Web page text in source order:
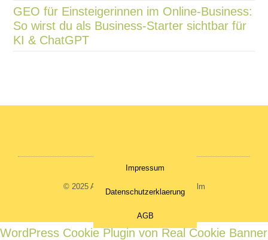
GEO für Einsteigerinnen im Online-Business:
So wirst du als Business-Starter sichtbar für
KI & ChatGPT
Impressum
Datenschutzerklaerung
AGB
© 2025 All rights Reserved. Nadine Kelm
WordPress Cookie Plugin von Real Cookie Banner